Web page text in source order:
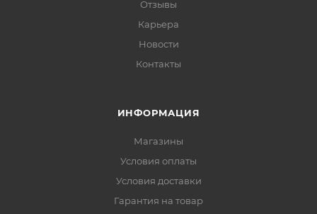
Отзывы
Карьера
Новости
Контакты
ИНФОРМАЦИЯ
Магазины
Условия оплаты
Условия доставки
Гарантия на товар